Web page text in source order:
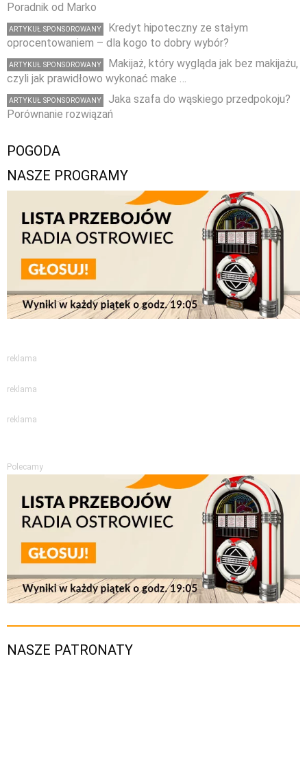
Poradnik od Marko
ARTYKUŁ SPONSOROWANY
Kredyt hipoteczny ze stałym
oprocentowaniem – dla kogo to dobry wybór?
ARTYKUŁ SPONSOROWANY
Makijaż, który wygląda jak bez makijażu,
czyli jak prawidłowo wykonać make …
ARTYKUŁ SPONSOROWANY
Jaka szafa do wąskiego przedpokoju?
Porównanie rozwiązań
POGODA
NASZE PROGRAMY
reklama
reklama
reklama
Polecamy
NASZE PATRONATY